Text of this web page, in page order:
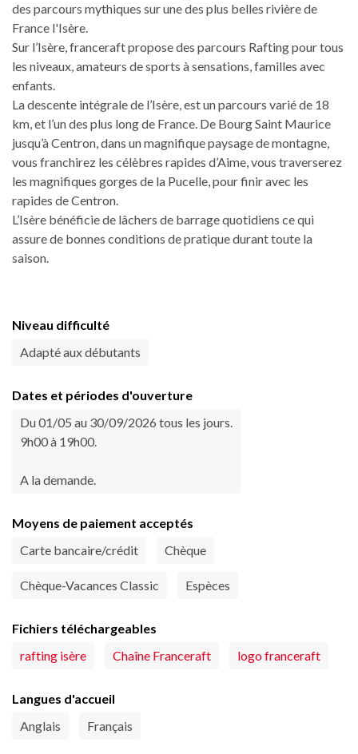
des parcours mythiques sur une des plus belles rivière de
France l'Isère.
Sur l’Isère, franceraft propose des parcours Rafting pour tous
les niveaux, amateurs de sports à sensations, familles avec
enfants.
La descente intégrale de l’Isère, est un parcours varié de 18
km, et l’un des plus long de France. De Bourg Saint Maurice
jusqu’à Centron, dans un magnifique paysage de montagne,
vous franchirez les célèbres rapides d’Aime, vous traverserez
les magnifiques gorges de la Pucelle, pour finir avec les
rapides de Centron.
L’Isère bénéficie de lâchers de barrage quotidiens ce qui
assure de bonnes conditions de pratique durant toute la
saison.
Niveau difficulté
Adapté aux débutants
Dates et périodes d'ouverture
Du 01/05 au 30/09/2026 tous les jours.
9h00 à 19h00.
A la demande.
Moyens de paiement acceptés
Carte bancaire/crédit
Chèque
Chèque-Vacances Classic Espèces
Fichiers téléchargeables
rafting isère
Chaîne Franceraft logo franceraft
Langues d'accueil
Anglais
Français